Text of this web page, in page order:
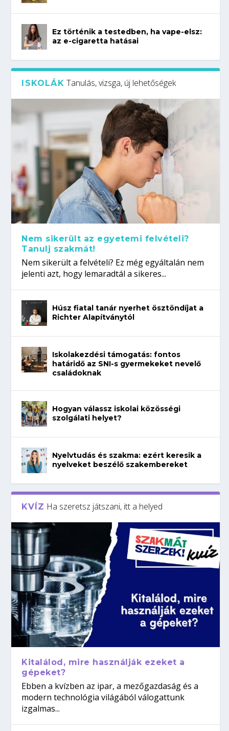
Ez történik a testedben, ha vape-elsz:
az e-cigaretta hatásai
ISKOLÁK Tanulás, vizsga, új lehetőségek
Nem sikerült az egyetemi felvételi?
Tanulj szakmát!
Nem sikerült a felvételi? Ez még egyáltalán nem
jelenti azt, hogy lemaradtál a sikeres...
Húsz fiatal tanár nyerhet ösztöndíjat a
Richter Alapítványtól
Iskolakezdési támogatás: fontos
határidő az SNI-s gyermekeket nevelő
családoknak
Hogyan válassz iskolai közösségi
szolgálati helyet?
Nyelvtudás és szakma: ezért keresik a
nyelveket beszélő szakembereket
KVÍZ Ha szeretsz játszani, itt a helyed
Kitalálod, mire használják ezeket a
gépeket?
Ebben a kvízben az ipar, a mezőgazdaság és a
modern technológia világából válogattunk
izgalmas...